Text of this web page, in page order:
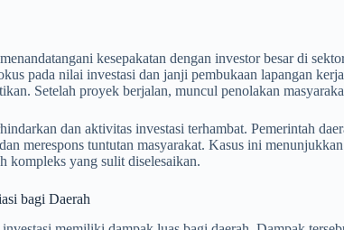
kesepakatan dengan investor besar di
pada nilai investasi dan janji pembukaan lapangan
Setelah proyek berjalan, muncul penolakan
dan aktivitas investasi terhambat. Pemerintah
merespons tuntutan masyarakat. Kasus ini
kompleks yang sulit diselesaikan.
bagi Daerah